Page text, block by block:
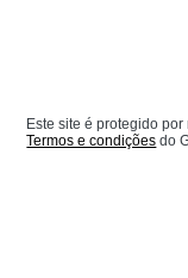
Este site é protegido por
Termos e condições do